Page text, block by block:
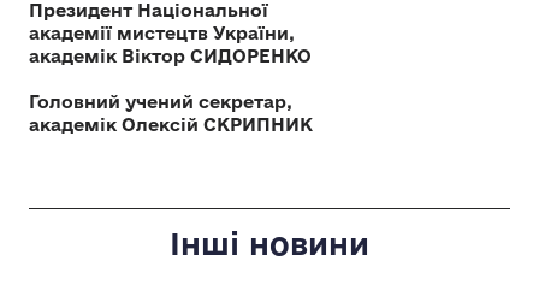
Президент Національної
академії мистецтв України,
академік Віктор СИДОРЕНКО
Головний учений секретар,
академік Олексій СКРИПНИК
Інші новини